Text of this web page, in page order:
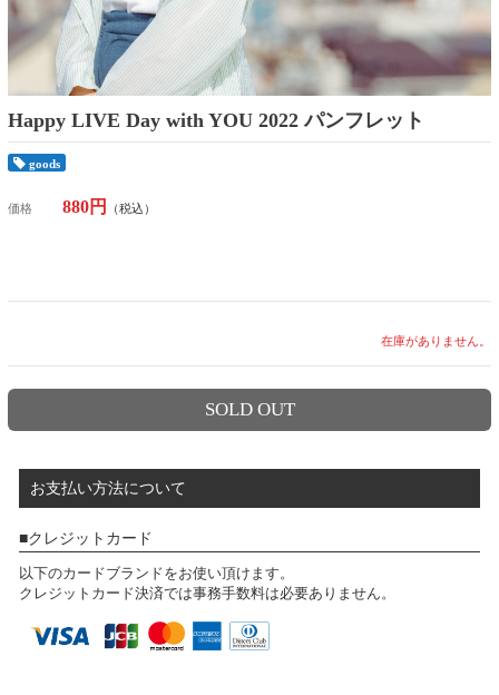
Happy LIVE Day with YOU 2022 パンフレット
goods
価格 880円 （税込）
在庫がありません。
SOLD OUT
お支払い方法について
クレジットカード
以下のカードブランドをお使い頂けます。
クレジットカード決済では事務手数料は必要ありません。